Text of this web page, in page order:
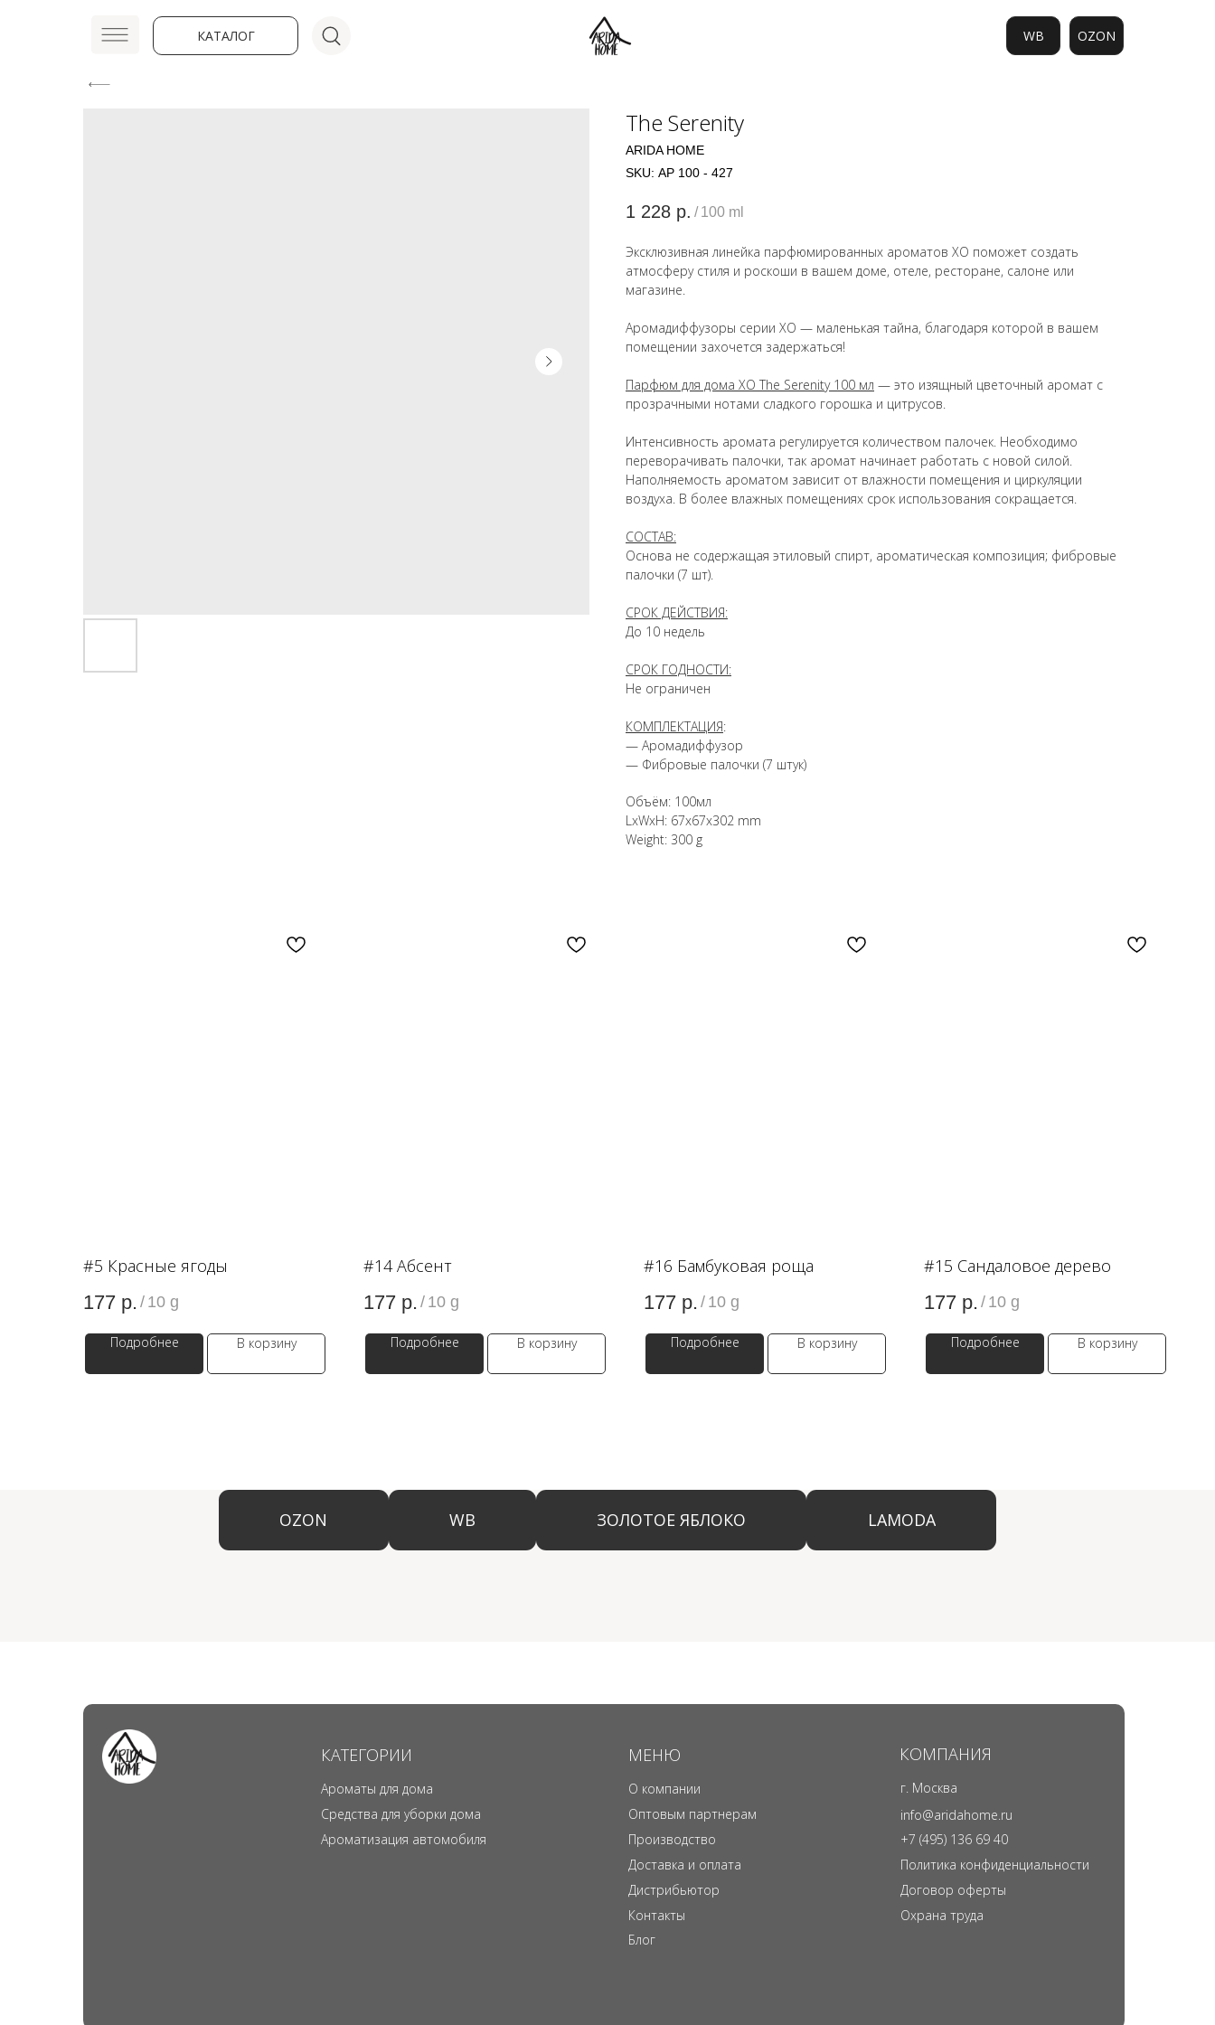
КАТАЛОГ WB OZON
The Serenity
ARIDA HOME
SKU: АР 100 - 427
1 228 р. / 100 ml
Эксклюзивная линейка парфюмированных ароматов ХО поможет создать
атмосферу стиля и роскоши в вашем доме, отеле, ресторане, салоне или
магазине.
Аромадиффузоры серии ХО — маленькая тайна, благодаря которой в вашем
помещении захочется задержаться!
Парфюм для дома ХО The Serenity 100 мл — это изящный цветочный аромат с
прозрачными нотами сладкого горошка и цитрусов.
Интенсивность аромата регулируется количеством палочек. Необходимо
переворачивать палочки, так аромат начинает работать с новой силой.
Наполняемость ароматом зависит от влажности помещения и циркуляции
воздуха. В более влажных помещениях срок использования сокращается.
СОСТАВ:
Основа не содержащая этиловый спирт, ароматическая композиция; фибровые
палочки (7 шт).
СРОК ДЕЙСТВИЯ:
До 10 недель
СРОК ГОДНОСТИ:
Не ограничен
КОМПЛЕКТАЦИЯ:
— Аромадиффузор
— Фибровые палочки (7 штук)
Объём: 100мл
LxWxH: 67x67x302 mm
Weight: 300 g
#5 Красные ягоды
177 р. / 10 g
Подробнее В корзину
#14 Абсент
177 р. / 10 g
Подробнее В корзину
#16 Бамбуковая роща
177 р. / 10 g
Подробнее В корзину
#15 Сандаловое дерево
177 р. / 10 g
Подробнее В корзину
OZON ЗОЛОТОЕ ЯБЛОКО LAMODA
КАТЕГОРИИ
Ароматы для дома
Ароматизация автомобиля
Средства для уборки дома
МЕНЮ
О компании
Производство
Оптовым партнерам
Контакты
КОМПАНИЯ
г. Москва
info@aridahome.ru
+7 (495) 136 69 40
Политика конфиденциальности
Договор оферты
Охрана труда
Дистрибьютор
Доставка и оплата
Блог